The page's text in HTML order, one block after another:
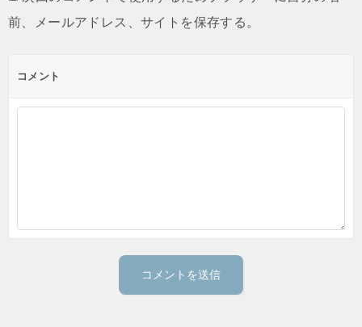
前、メールアドレス、サイトを保存する。
コメント